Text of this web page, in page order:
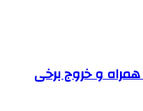
و خروج برخی